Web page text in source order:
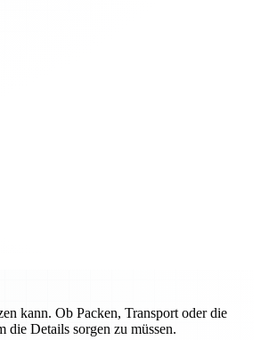
kann. Ob Packen, Transport oder die
Details sorgen zu müssen.